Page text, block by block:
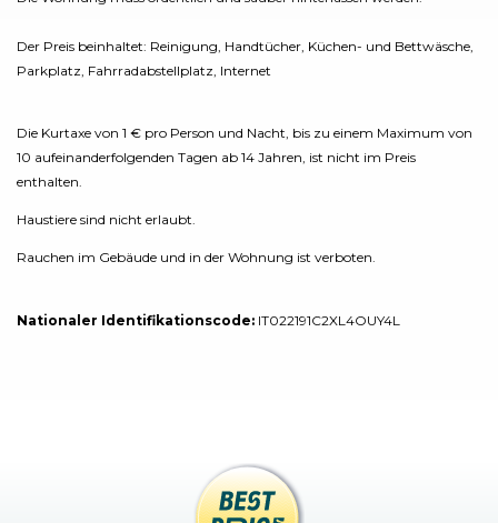
Der Preis beinhaltet: Reinigung, Handtücher, Küchen- und Bettwäsche,
Parkplatz, Fahrradabstellplatz, Internet
Die Kurtaxe von 1 € pro Person und Nacht, bis zu einem Maximum von
10 aufeinanderfolgenden Tagen ab 14 Jahren, ist nicht im Preis
enthalten.
Haustiere sind nicht erlaubt.
Rauchen im Gebäude und in der Wohnung ist verboten.
Nationaler Identifikationscode: IT022191C2XL4OUY4L